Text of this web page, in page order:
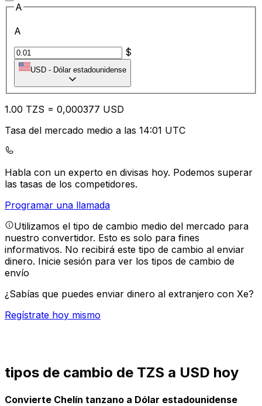
A
A
$
USD - Dólar estadounidense
1.00 TZS = 0,000377 USD
Tasa del mercado medio a las 14:01 UTC
Habla con un experto en divisas hoy. Podemos superar
las tasas de los competidores.
Programar una llamada
Utilizamos el tipo de cambio medio del mercado para
nuestro convertidor. Esto es solo para fines
informativos. No recibirá este tipo de cambio al enviar
dinero. Inicie sesión para ver los tipos de cambio de
envío
¿Sabías que puedes enviar dinero al extranjero con Xe?
Regístrate hoy mismo
tipos de cambio de TZS a USD hoy
Convierte Chelín tanzano a Dólar estadounidense